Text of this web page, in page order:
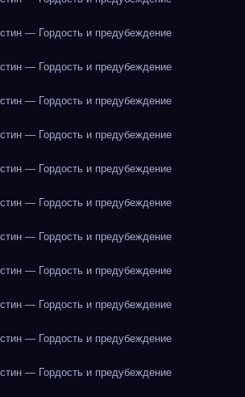
— Гордость и предубеждение
— Гордость и предубеждение
— Гордость и предубеждение
— Гордость и предубеждение
— Гордость и предубеждение
— Гордость и предубеждение
— Гордость и предубеждение
— Гордость и предубеждение
— Гордость и предубеждение
— Гордость и предубеждение
— Гордость и предубеждение